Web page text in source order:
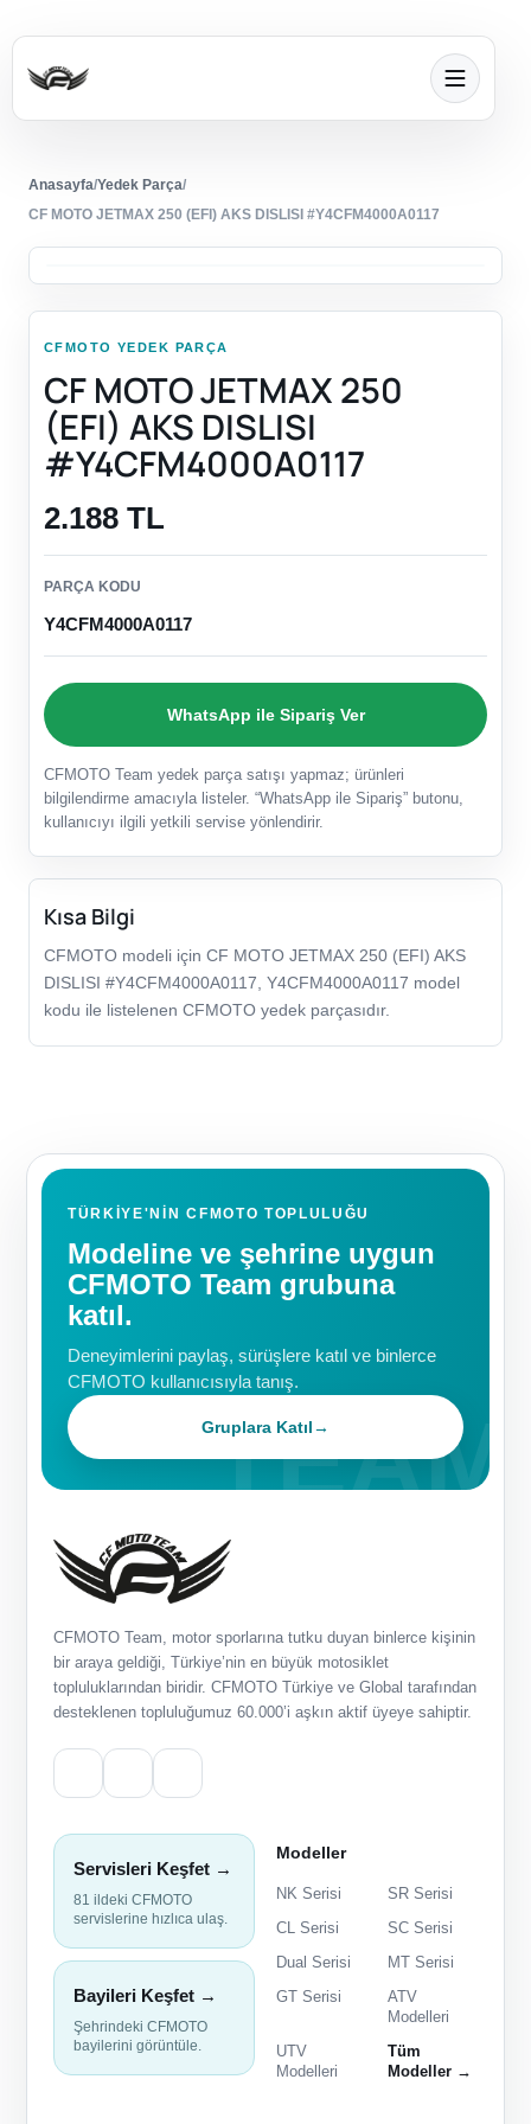
Anasayfa/Yedek Parça/
CF MOTO JETMAX 250 (EFI) AKS DISLISI #Y4CFM4000A0117
CFMOTO YEDEK PARÇA
CF MOTO JETMAX 250
(EFI) AKS DISLISI
#Y4CFM4000A0117
2.188 TL
PARÇA KODU
Y4CFM4000A0117
WhatsApp ile Sipariş Ver
CFMOTO Team yedek parça satışı yapmaz; ürünleri
bilgilendirme amacıyla listeler. “WhatsApp ile Sipariş” butonu,
kullanıcıyı ilgili yetkili servise yönlendirir.
Kısa Bilgi
CFMOTO modeli için CF MOTO JETMAX 250 (EFI) AKS
DISLISI #Y4CFM4000A0117, Y4CFM4000A0117 model
kodu ile listelenen CFMOTO yedek parçasıdır.
TÜRKIYE'NIN CFMOTO TOPLULUĞU
Modeline ve şehrine uygun
CFMOTO Team grubuna
katıl.
Deneyimlerini paylaş, sürüşlere katıl ve binlerce
CFMOTO kullanıcısıyla tanış.
Gruplara Katıl→
CFMOTO Team, motor sporlarına tutku duyan binlerce kişinin
bir araya geldiği, Türkiye’nin en büyük motosiklet
topluluklarından biridir. CFMOTO Türkiye ve Global tarafından
desteklenen topluluğumuz 60.000’i aşkın aktif üyeye sahiptir.
Servisleri Keşfet →
81 ildeki CFMOTO
servislerine hızlıca ulaş.
Bayileri Keşfet →
Şehrindeki CFMOTO
bayilerini görüntüle.
Modeller
NK Serisi
SR Serisi
CL Serisi
SC Serisi
Dual Serisi
MT Serisi
GT Serisi
ATV
Modelleri
UTV
Modelleri
Tüm
Modeller →